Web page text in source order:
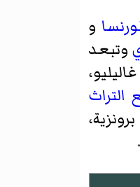
و
وتبعد
التراث
بأبواب برونزية،